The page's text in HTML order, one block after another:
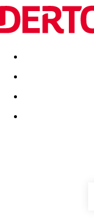
Destinatii Vacanta